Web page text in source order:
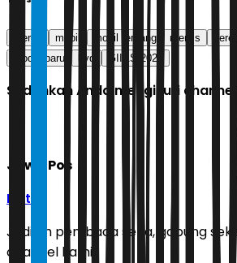
merek mobil mobil terbang merilis
model baru
byd GIIAS 2025
Sudahkah Anda mengikuti
Jawa Pos
Ikuti
Jadilah pembaca setia, gabung
channel kami!